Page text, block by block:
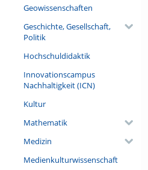
Geowissenschaften
Geschichte, Gesellschaft,
Politik
Hochschuldidaktik
Innovationscampus
Nachhaltigkeit (ICN)
Kultur
Mathematik
Medizin
Medienkulturwissenschaft